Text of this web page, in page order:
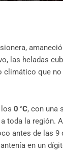
las heladas
climático que
0 °C, con una
toda la región.
antes de las 9
en un